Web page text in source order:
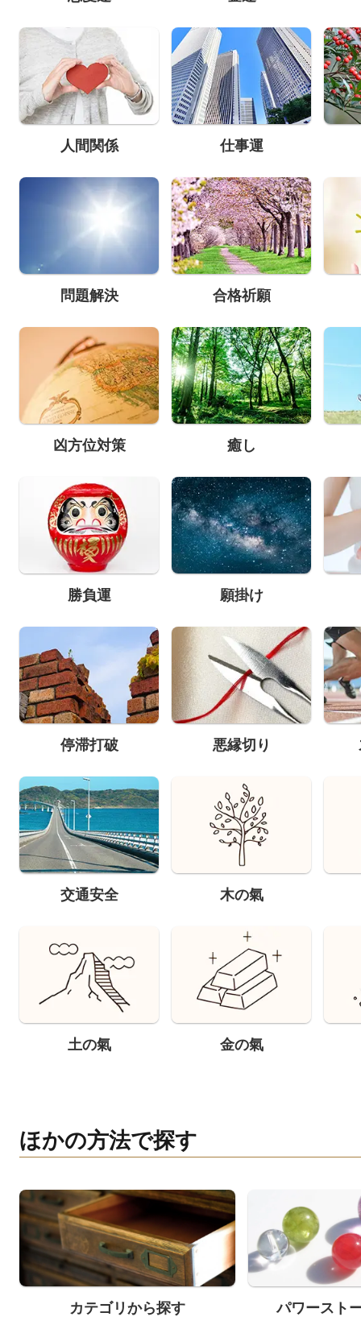
人間関係 仕事運
問題解決 合格祈願
凶方位対策 癒し
勝負運 願掛け
停滞打破 悪縁切り
交通安全 木の氣
土の氣 金の氣
ほかの方法で探す
カテゴリから探す パワースト